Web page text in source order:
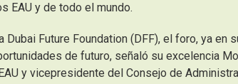
EAU y de todo el mundo.
Dubai Future Foundation (DFF), el foro, ya
de futuro, señaló su excelencia
y vicepresidente del Consejo de